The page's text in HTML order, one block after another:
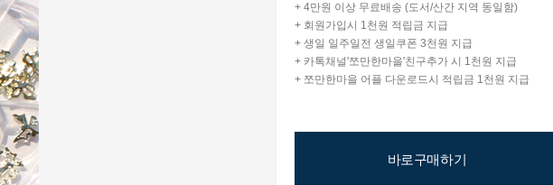
+ 4만원 이상 무료배송 (도서/산간 지역 동일함)
+ 회원가입시 1천원 적립금 지급
+ 생일 일주일전 생일쿠폰 3천원 지급
+ 카톡채널'쪼만한마을'친구추가 시 1천원 지급
+ 쪼만한마을 어플 다운로드시 적립금 1천원 지급
바로구매하기